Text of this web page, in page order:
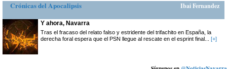
Crónicas del Apocalipsis Ibai Fernandez
Y ahora, Navarra
Tras el fracaso del relato falso y estridente del trifachito en España, la
derecha foral espera que el PSN llegue al rescate en el esprint final... [+]